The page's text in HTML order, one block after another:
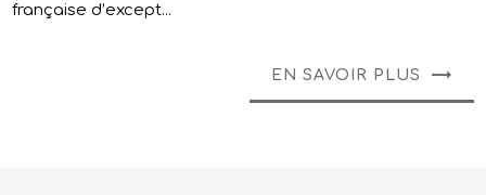
française d’except...
EN SAVOIR PLUS